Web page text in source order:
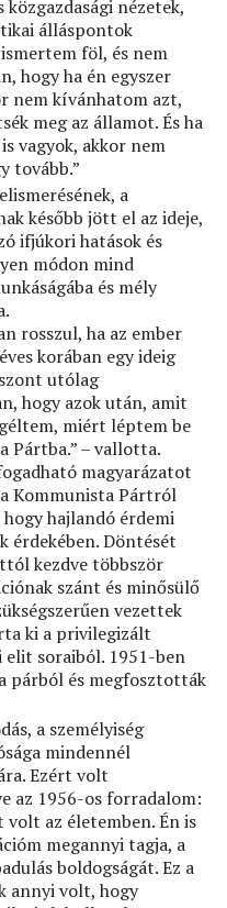
nézetek,
álláspontok
föl, és nem
hogy ha én egyszer
nem kívánhatom azt,
meg az államot. És ha
vagyok, akkor nem
tovább.”
a
később jött el az ideje,
ifjúkori hatások és
módon mind
és mély
rosszul, ha az ember
korában egy ideig
utólag
hogy azok után, amit
miért léptem be
Pártba.” – vallotta.
magyarázatot
Kommunista Pártról
hajlandó érdemi
érdekében. Döntését
kezdve többször
szánt és minősülő
vezettek
ki a privilegizált
soraiból. 1951-ben
párból és megfosztották
a személyiség
mindennél
Ezért volt
az 1956-os forradalom:
az életemben. Én is
megannyi tagja, a
boldogságát. Ez a
annyi volt, hogy